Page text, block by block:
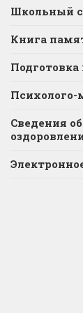
Школьный
Книга
Психолого-
Сведения